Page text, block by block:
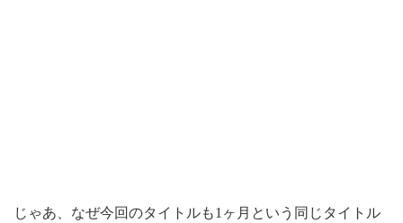
じゃあ、なぜ今回のタイトルも1ヶ月という同じタイトル